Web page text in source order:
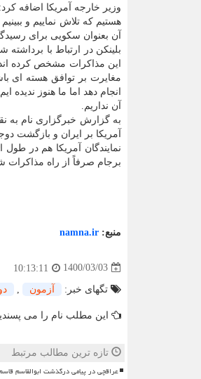
وزیر خارجه آمریکا اضافه
هستیم که تلاش نماییم و
آن بعنوان سکویی برای
بلینکن در ارتباط با
این مذاکرات مشخص کرده
مغایرت بر توافق هسته ای
انجام دهد اما ما هنوز ندیده
آن نداریم.
به گزارش خبرگزاری نام به
آمریکا بر ایران و بازگشت
نمایندگان آمریکا هم در
برجام صرفاً از راه مذاکرات
منبع: namna.ir
1400/03/03
10:13:11
تگهای خبر: آزمون
این مطلب نام را می
تازه ترین مطالب مرتبط
عراقچی در پیامی درگذشت ابوالقاسم